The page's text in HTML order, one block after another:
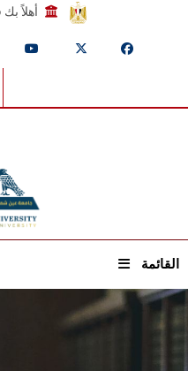
أهلاً
القائمة